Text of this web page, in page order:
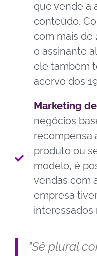
que vende a
conteúdo.
com mais de
o assinante
ele também
acervo dos
Marketing
negócios
recompensa
produto ou
modelo, é
vendas com
empresa
interessados
"Sê plural